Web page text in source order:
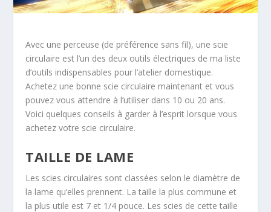
Avec une perceuse (de préférence sans fil), une scie
circulaire est l’un des deux outils électriques de ma liste
d’outils indispensables pour l’atelier domestique.
Achetez une bonne scie circulaire maintenant et vous
pouvez vous attendre à l’utiliser dans 10 ou 20 ans.
Voici quelques conseils à garder à l’esprit lorsque vous
achetez votre scie circulaire.
TAILLE DE LAME
Les scies circulaires sont classées selon le diamètre de
la lame qu’elles prennent. La taille la plus commune et
la plus utile est 7 et 1/4 pouce. Les scies de cette taille